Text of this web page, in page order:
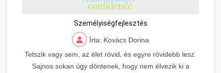
Személyiségfejlesztés
Írta: Kovács Dorina
Tetszik vagy sem, az élet rövid, és egyre rövidebb lesz.
Sajnos sokan úgy döntenek, hogy nem élvezik ki a